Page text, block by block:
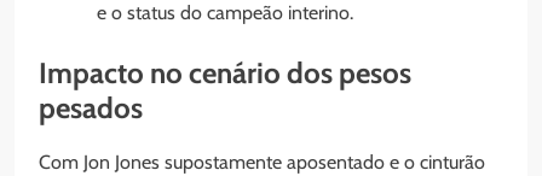
e o status do campeão interino.
Impacto no cenário dos pesos
pesados
Com Jon Jones supostamente aposentado e o cinturão